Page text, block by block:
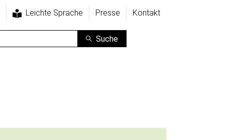
Leichte Sprache Presse Kontakt
Suche